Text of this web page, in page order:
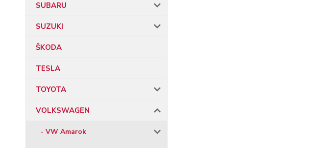
SUBARU
SUZUKI
ŠKODA
TESLA
TOYOTA
VOLKSWAGEN
- VW Amarok